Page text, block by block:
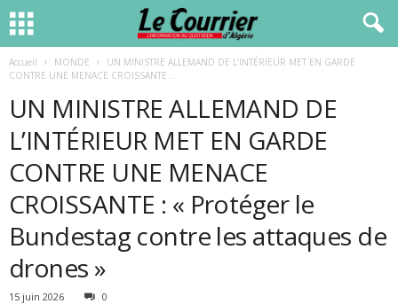
Accueil MONDE
UN MINISTRE ALLEMAND DE L’INTÉRIEUR MET EN GARDE
CONTRE UNE MENACE CROISSANTE...
UN MINISTRE ALLEMAND DE
L’INTÉRIEUR MET EN GARDE
CONTRE UNE MENACE
CROISSANTE : « Protéger le
Bundestag contre les attaques de
drones »
15 juin 2026 0